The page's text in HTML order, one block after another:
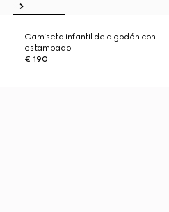
Camiseta infantil de algodón con
estampado
€ 190